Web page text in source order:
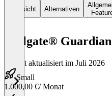
Übersicht Alternativen
Hellgate®
Zuletzt aktualisiert im Juli 2026
Small
1.000,00 €/ Monat